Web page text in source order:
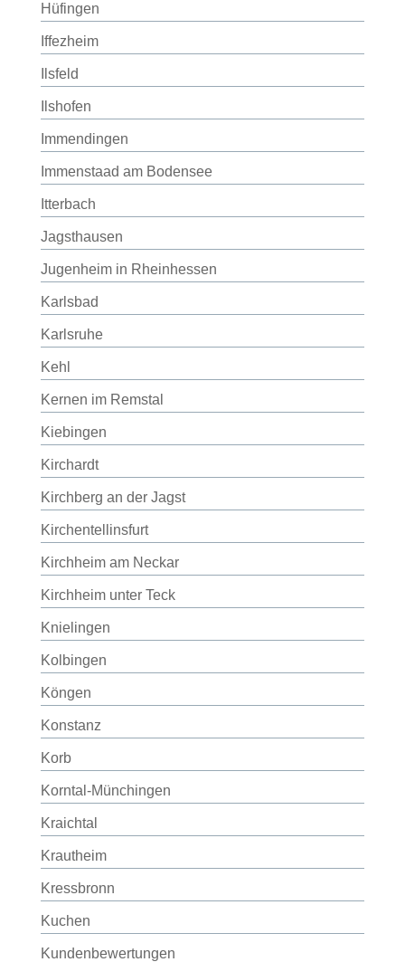
Hüfingen
Iffezheim
Ilsfeld
Ilshofen
Immendingen
Immenstaad am Bodensee
Itterbach
Jagsthausen
Jugenheim in Rheinhessen
Karlsbad
Karlsruhe
Kehl
Kernen im Remstal
Kiebingen
Kirchardt
Kirchberg an der Jagst
Kirchentellinsfurt
Kirchheim am Neckar
Kirchheim unter Teck
Knielingen
Kolbingen
Köngen
Konstanz
Korb
Korntal-Münchingen
Kraichtal
Krautheim
Kressbronn
Kuchen
Kundenbewertungen